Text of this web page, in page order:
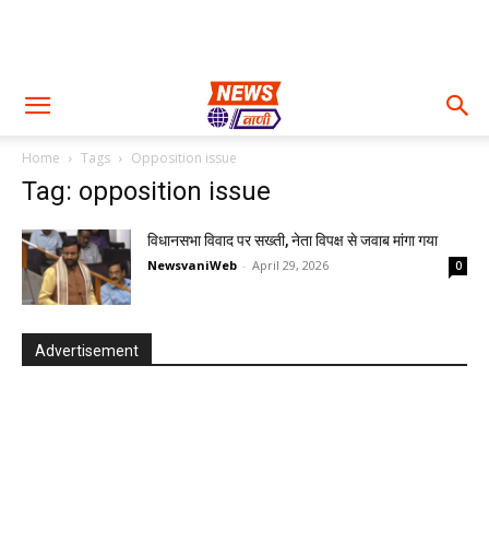
Home Tags Opposition issue
Tag: opposition issue
विधानसभा विवाद पर सख्ती, नेता विपक्ष से जवाब मांगा गया
NewsvaniWeb - April 29, 2026 0
Advertisement